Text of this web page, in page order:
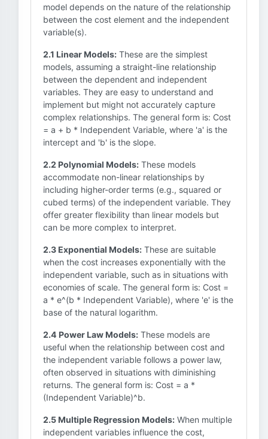
model depends on the nature of the relationship
between the cost element and the independent
variable(s).
2.1 Linear Models: These are the simplest
models, assuming a straight-line relationship
between the dependent and independent
variables. They are easy to understand and
implement but might not accurately capture
complex relationships. The general form is: Cost
= a + b * Independent Variable, where 'a' is the
intercept and 'b' is the slope.
2.2 Polynomial Models: These models
accommodate non-linear relationships by
including higher-order terms (e.g., squared or
cubed terms) of the independent variable. They
offer greater flexibility than linear models but
can be more complex to interpret.
2.3 Exponential Models: These are suitable
when the cost increases exponentially with the
independent variable, such as in situations with
economies of scale. The general form is: Cost =
a * e^(b * Independent Variable), where 'e' is the
base of the natural logarithm.
2.4 Power Law Models: These models are
useful when the relationship between cost and
the independent variable follows a power law,
often observed in situations with diminishing
returns. The general form is: Cost = a *
(Independent Variable)^b.
2.5 Multiple Regression Models: When multiple
independent variables influence the cost,